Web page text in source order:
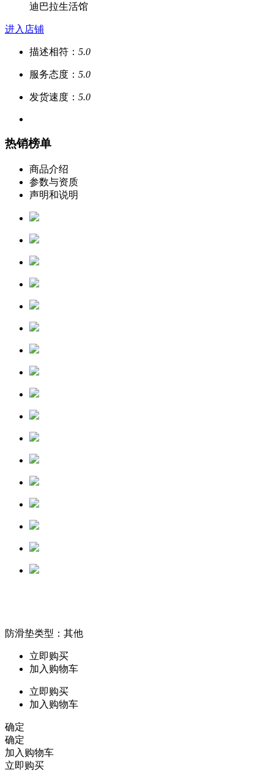
迪巴拉生活馆
进入店铺
描述相符： 5.0
服务态度： 5.0
发货速度： 5.0
热销榜单
商品介绍
参数与资质
声明和说明
防滑垫类型：其他
立即购买
加入购物车
立即购买
加入购物车
确定
确定
加入购物车
立即购买